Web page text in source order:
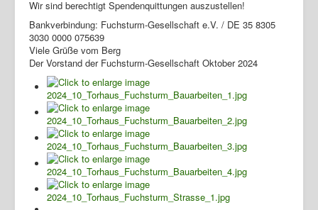
Geschichte
Archiv
Wandern
Verein
Termine
Presse
Fotos
Gasthaus
Wir sind berechtigt Spendenquittungen auszustellen!
Bankverbindung: Fuchsturm-Gesellschaft e.V. / DE 35 8305
3030 0000 075639
Viele Grüße vom Berg
Der Vorstand der Fuchsturm-Gesellschaft Oktober 2024